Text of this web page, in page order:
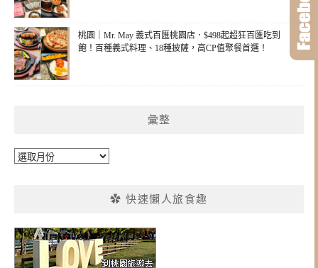
桃園｜Mr. May 義式百匯桃園店．$498起超狂百匯吃到
飽！百種義式料理、18種披薩，高CP值聚餐首選！
彙整
彙
✿ 快速懶人旅食趣